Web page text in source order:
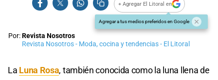
+ Agregar El Litoral en
Agregar a tus medios preferidos en Google
Por:Revista Nosotros
Revista Nosotros - Moda, cocina y tendencias - El Litoral
La Luna Rosa, también conocida como la luna llena de